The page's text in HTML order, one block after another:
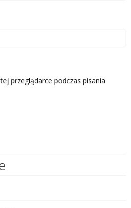
przeglądarce podczas pisania